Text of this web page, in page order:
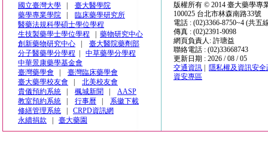
國立臺灣大學
臺大醫學院
藥學專業學院
臨床藥學研究所
醫藥法規科學碩士學位學程
生技製藥學士學位學程
藥物研究中心
創新藥物研究中心
臺大醫院藥劑部
分子醫藥學分學程
中草藥學分學程
中華景康藥學基金會
臺灣藥學會
臺灣臨床藥學會
臺大藥學校友會
北美校友會
貴儀預約系統
楓城新聞
AASP
教室預約系統
行事曆
系徽下載
修繕管理系統
CRPD資訊網
永續捐款
臺大藥園
版權所有 © 2014 臺大藥學專
100025 台北市林森南路33號
電話 : (02)3366-8750~4 (共五
傳真 : (02)2391-9098
網頁負責人: 許瑭益
聯絡電話 : (02)33668743
更新日期 : 2026 / 08 / 05
交通資訊
隱私權及資訊安全
資安專區